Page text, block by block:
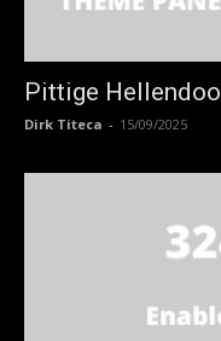
Pittige
Dirk Titeca - 15/09/2025